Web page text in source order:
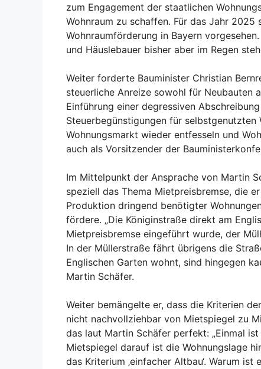
zum Engagement der staatlichen
Wohnraum zu schaffen. Für das Jahr
Wohnraumförderung in Bayern
und Häuslebauer bisher aber im Regen
Weiter forderte Bauminister Christian
steuerliche Anreize sowohl für Neubauten
Einführung einer degressiven
Steuerbegünstigungen für
Wohnungsmarkt wieder entfesseln und
auch als Vorsitzender der
Im Mittelpunkt der Ansprache von Martin
speziell das Thema Mietpreisbremse, die
Produktion dringend benötigter
fördere. „Die Königinstraße direkt am
Mietpreisbremse eingeführt wurde, der
In der Müllerstraße fährt übrigens die
Englischen Garten wohnt, sind hingegen
Martin Schäfer.
Weiter bemängelte er, dass die Kriterien
nicht nachvollziehbar von Mietspiegel zu
das laut Martin Schäfer perfekt: „Einmal
Mietspiegel darauf ist die Wohnungslage
das Kriterium ‚einfacher Altbau‘. Warum